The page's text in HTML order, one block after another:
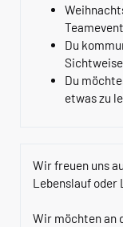
Du
Du
etwas zu
Wir freuen uns
Lebenslauf oder
Wir möchten an